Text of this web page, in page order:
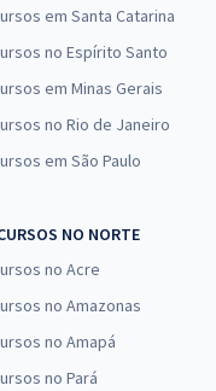
do Amazonas -
Analista Legislativa
(-20%)
em Santa Catarina
no Espírito Santo
em Minas Gerais
no Rio de Janeiro
em São Paulo
NO NORTE
no Acre
no Amazonas
no Amapá
no Pará